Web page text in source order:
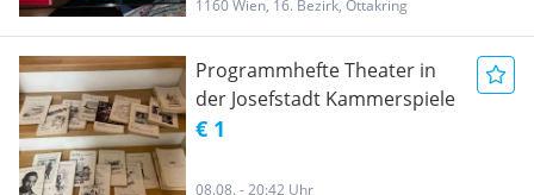
1160 Wien, 16. Bezirk, Ottakring
Programmhefte Theater in
der Josefstadt Kammerspiele
€ 1
08.08. - 20:42 Uhr